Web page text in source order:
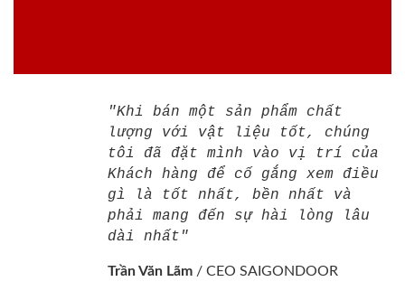
"Khi bán một sản phẩm chất
lượng với vật liệu tốt, chúng
tôi đã đặt mình vào vị trí của
Khách hàng để cố gắng xem điều
gì là tốt nhất, bền nhất và
phải mang đến sự hài lòng lâu
dài nhất"
Trần Văn Lãm / CEO SAIGONDOOR